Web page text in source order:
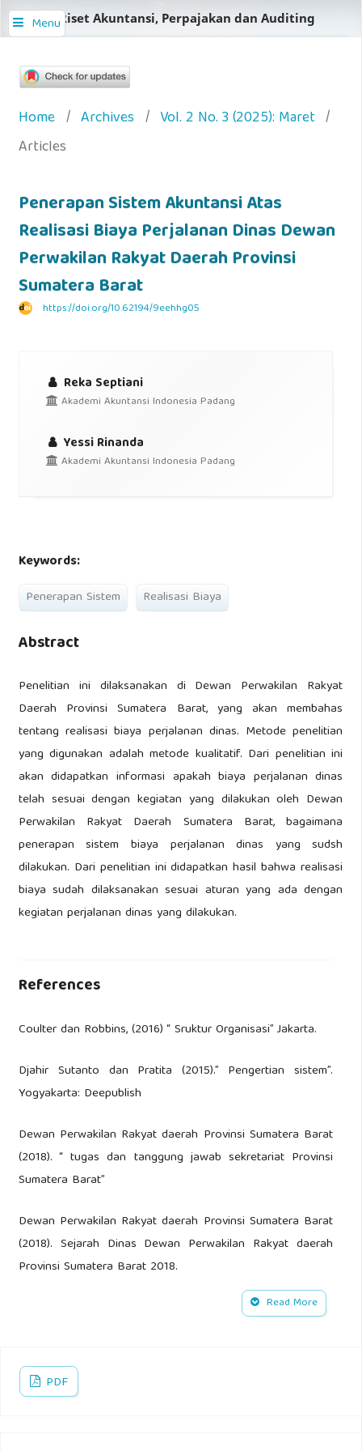
Menu
Jurnal Riset Akuntansi, Perpajakan dan Auditing
Home / Archives / Vol. 2 No. 3 (2025): Maret /
Articles
Penerapan Sistem Akuntansi Atas
Realisasi Biaya Perjalanan Dinas Dewan
Perwakilan Rakyat Daerah Provinsi
Sumatera Barat
https://doi.org/10.62194/9eehhg05
Reka Septiani
Akademi Akuntansi Indonesia Padang
Yessi Rinanda
Akademi Akuntansi Indonesia Padang
Keywords:
Penerapan Sistem Realisasi Biaya
Abstract
Penelitian ini dilaksanakan di Dewan Perwakilan Rakyat
Daerah Provinsi Sumatera Barat, yang akan membahas
tentang realisasi biaya perjalanan dinas. Metode penelitian
yang digunakan adalah metode kualitatif. Dari penelitian ini
akan didapatkan informasi apakah biaya perjalanan dinas
telah sesuai dengan kegiatan yang dilakukan oleh Dewan
Perwakilan Rakyat Daerah Sumatera Barat, bagaimana
penerapan sistem biaya perjalanan dinas yang sudsh
dilakukan. Dari penelitian ini didapatkan hasil bahwa realisasi
biaya sudah dilaksanakan sesuai aturan yang ada dengan
kegiatan perjalanan dinas yang dilakukan.
References
Coulter dan Robbins, (2016) “ Sruktur Organisasi” Jakarta.
Djahir Sutanto dan Pratita (2015).” Pengertian sistem”.
Yogyakarta: Deepublish
Dewan Perwakilan Rakyat daerah Provinsi Sumatera Barat
(2018). “ tugas dan tanggung jawab sekretariat Provinsi
Sumatera Barat”
Dewan Perwakilan Rakyat daerah Provinsi Sumatera Barat
(2018). Sejarah Dinas Dewan Perwakilan Rakyat daerah
Provinsi Sumatera Barat 2018.
Dewan Perwakilan Rakyat daerah Provins Sumatera Barat
Dewan Perwakilan Rakyat daerah Provinsi Sumatera Barat
Read More
PDF